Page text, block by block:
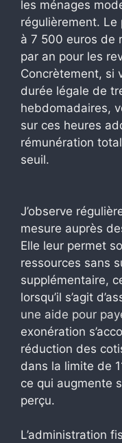
les ménages
régulièrement. Le
à 7 500 euros de
par an pour les
Concrètement, si
durée légale de
hebdomadaires,
sur ces heures
rémunération
seuil.
J’observe
mesure auprès
Elle leur permet
ressources sans
supplémentaire,
lorsqu’il s’agit
une aide pour
exonération
réduction des
dans la limite de
ce qui augmente
perçu.
L’administration